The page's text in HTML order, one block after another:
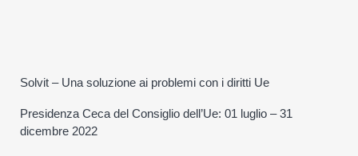
Solvit – Una soluzione ai problemi con i diritti Ue
Presidenza Ceca del Consiglio dell’Ue: 01 luglio – 31
dicembre 2022